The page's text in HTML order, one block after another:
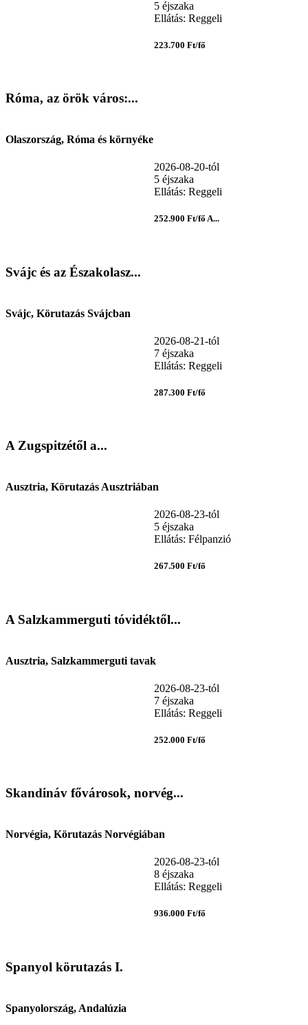
5 éjszaka
Ellátás: Reggeli
223.700 Ft/fő
Róma, az örök város:...
Olaszország, Róma és környéke
2026-08-20-tól
5 éjszaka
Ellátás: Reggeli
252.900 Ft/fő A...
Svájc és az Északolasz...
Svájc, Körutazás Svájcban
2026-08-21-tól
7 éjszaka
Ellátás: Reggeli
287.300 Ft/fő
A Zugspitzétől a...
Ausztria, Körutazás Ausztriában
2026-08-23-tól
5 éjszaka
Ellátás: Félpanzió
267.500 Ft/fő
A Salzkammerguti tóvidéktől...
Ausztria, Salzkammerguti tavak
2026-08-23-tól
7 éjszaka
Ellátás: Reggeli
252.000 Ft/fő
Skandináv fővárosok, norvég...
Norvégia, Körutazás Norvégiában
2026-08-23-tól
8 éjszaka
Ellátás: Reggeli
936.000 Ft/fő
Spanyol körutazás I.
Spanyolország, Andalúzia